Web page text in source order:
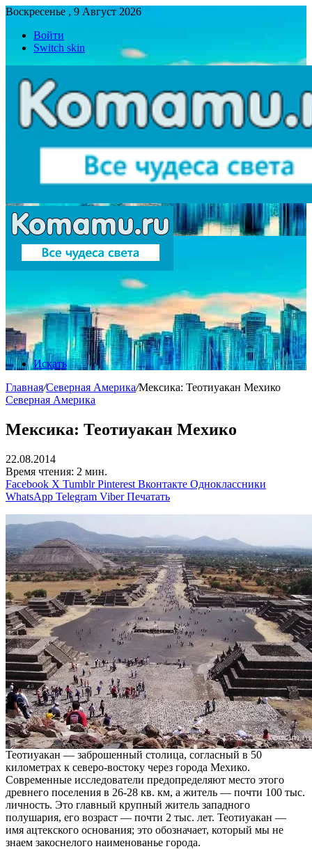
Воскресенье , 9 Август 2026
Войти
Switch skin
Искать
Главная/Северная Америка/Мексика: Теотиуакан Мехико
Северная Америка
Мексика: Теотиуакан Мехико
22.08.2014
Время чтения: 2 мин.
Facebook X Tumblr Pinterest Вконтакте Одноклассники
WhatsApp Telegram Viber Печатать
Теотиуакан — заброшенный столица, согласный в 50
километрах к северо-востоку через города Мехико.
Современные исследователи предопределяют место этого
древнего поселения в 26-28 кв. км, а житель — почти 100 тыс.
личность. Это главный крупный житель западного
полушария, его возраст — почти 2 тыс. лет. Теотиуакан —
имя ацтекского основания; это обозначает, который мы не
знаем закоснелого наименованье города.